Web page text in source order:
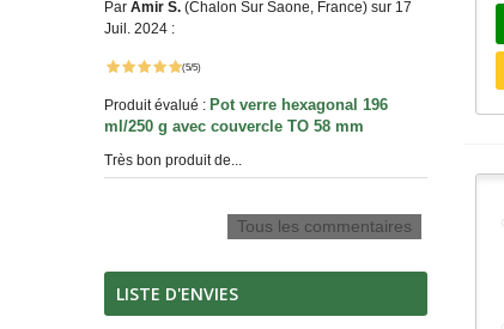
Par Amir S. (Chalon Sur Saone, France) sur 17
Juil. 2024 :
(5/5)
Produit évalué : Pot verre hexagonal 196
ml/250 g avec couvercle TO 58 mm
Très bon produit de...
Tous les commentaires
LISTE D'ENVIES